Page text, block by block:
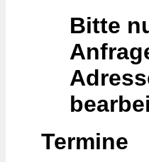
Bitte
Termine